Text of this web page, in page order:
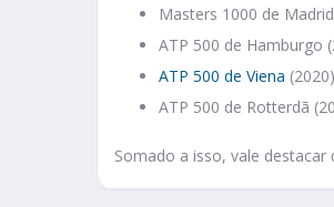
Masters 1000 de
ATP 500 de Hamburgo
ATP 500 de Viena
ATP 500 de Rotterdã
Somado a isso, vale